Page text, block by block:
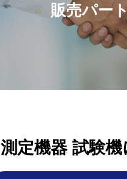
販売パー
測定機器 試験